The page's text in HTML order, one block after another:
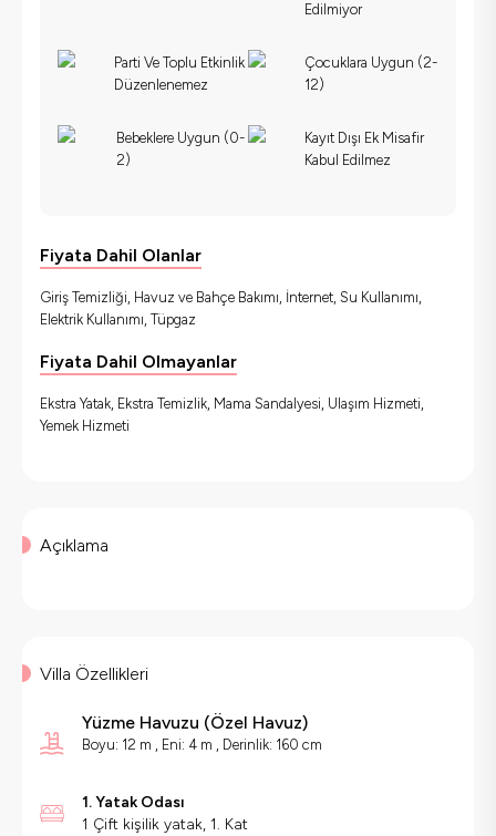
Edilmiyor
Parti Ve Toplu Etkinlik
Düzenlenemez
Çocuklara Uygun (2-
12)
Bebeklere Uygun (0-
2)
Kayıt Dışı Ek Misafir
Kabul Edilmez
Fiyata Dahil Olanlar
Giriş Temizliği, Havuz ve Bahçe Bakımı, İnternet, Su Kullanımı,
Elektrik Kullanımı, Tüpgaz
Fiyata Dahil Olmayanlar
Ekstra Yatak, Ekstra Temizlik, Mama Sandalyesi, Ulaşım Hizmeti,
Yemek Hizmeti
Açıklama
Villa Özellikleri
Yüzme Havuzu (Özel Havuz)
Boyu: 12 m , Eni: 4 m , Derinlik: 160 cm
1. Yatak Odası
1 Çift kişilik yatak, 1. Kat